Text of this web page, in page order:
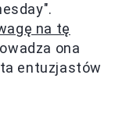
na tę
ona
entuzjastów